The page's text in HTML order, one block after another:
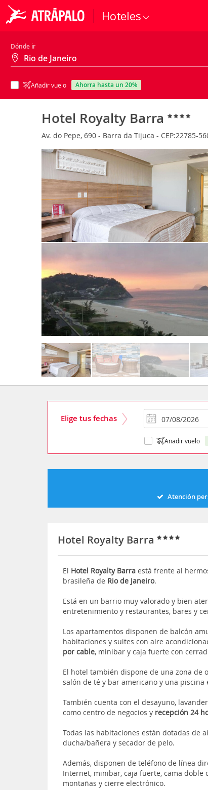
Hoteles
Dónde ir
Añadir vuelo ahorra hasta un 20%
Hotel Royalty Barra
Av. do Pepe, 690 - Barra da Tijuca - CEP:22785-
Elige tus fechas
Añadir vuelo
Atención
Hotel Royalty Barra
El Hotel Royalty Barra está frente al
brasileña de Rio de Janeiro.
Está en un barrio muy valorado y bien
entretenimiento y restaurantes, bares y
Los apartamentos disponen de balcón
habitaciones y suites con aire
por cable, minibar y caja fuerte con
El hotel también dispone de una zona de
salón de té y bar americano y una
También cuenta con el desayuno,
como centro de negocios y recepción 24
Todas las habitaciones están dotadas de
ducha/bañera y secador de pelo.
Además, disponen de teléfono de línea
Internet, minibar, caja fuerte, cama doble
montañas y cierre electrónico.